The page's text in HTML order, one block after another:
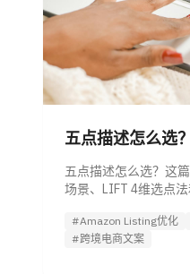
五点描述怎么选
五点描述怎么选？这
场景、LIFT 4维选点
#Amazon Listing优化
#跨境电商文案